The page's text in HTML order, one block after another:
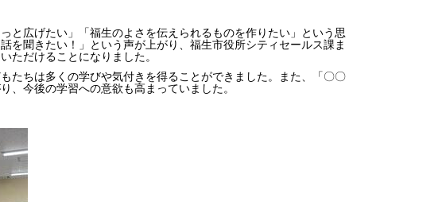
と広げたい」「福生のよさを伝えられるものを作りたい」という思
を聞きたい！」という声が上がり、福生市役所シティセールス課ま
ただけることになりました。
たちは多くの学びや気付きを得ることができました。また、「〇〇
、今後の学習への意欲も高まっていました。